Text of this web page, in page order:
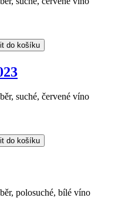
suché, červené víno
polosuché, bílé víno